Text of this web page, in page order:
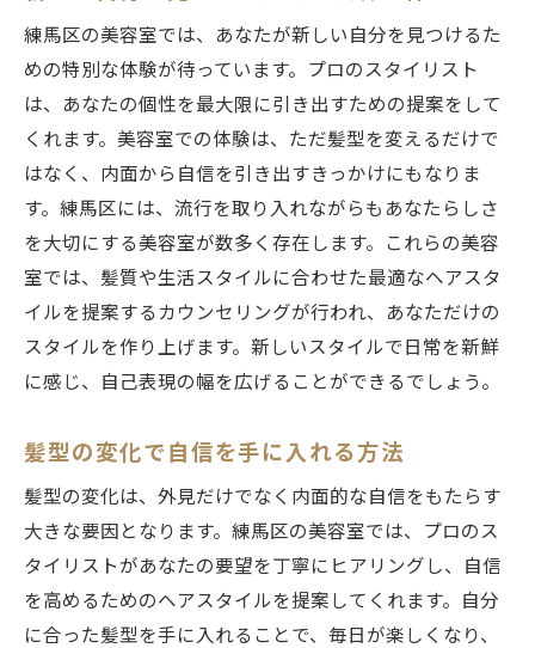
練馬区の美容室では、あなたが新しい自分を見つけるた
めの特別な体験が待っています。プロのスタイリスト
は、あなたの個性を最大限に引き出すための提案をして
くれます。美容室での体験は、ただ髪型を変えるだけで
はなく、内面から自信を引き出すきっかけにもなりま
す。練馬区には、流行を取り入れながらもあなたらしさ
を大切にする美容室が数多く存在します。これらの美容
室では、髪質や生活スタイルに合わせた最適なヘアスタ
イルを提案するカウンセリングが行われ、あなただけの
スタイルを作り上げます。新しいスタイルで日常を新鮮
に感じ、自己表現の幅を広げることができるでしょう。
髪型の変化で自信を手に入れる方法
髪型の変化は、外見だけでなく内面的な自信をもたらす
大きな要因となります。練馬区の美容室では、プロのス
タイリストがあなたの要望を丁寧にヒアリングし、自信
を高めるためのヘアスタイルを提案してくれます。自分
に合った髪型を手に入れることで、毎日が楽しくなり、